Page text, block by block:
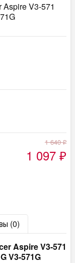
Aspire V3-571
1 640₽
1 097 ₽
(0)
Aspire V3-571
V3-571G